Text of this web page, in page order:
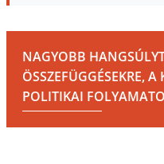
NAGYOBB
ÖSSZEFÜGGÉSEKRE,
POLITIKAI